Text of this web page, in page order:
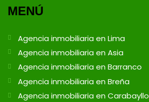
MENÚ
Agencia inmobiliaria en Lima
Agencia inmobiliaria en Asia
Agencia inmobiliaria en Barranco
Agencia inmobiliaria en Breña
Agencia inmobiliaria en Carabayllo